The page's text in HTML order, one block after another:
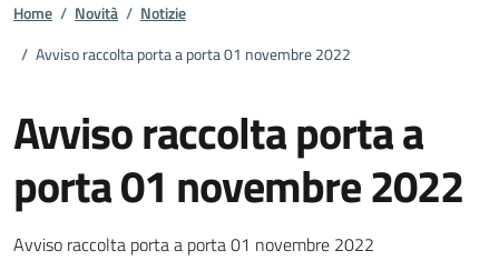
Home / Novità / Notizie
/ Avviso raccolta porta a porta 01 novembre 2022
Avviso raccolta porta a
porta 01 novembre 2022
Dettagli della notizia
Avviso raccolta porta a porta 01 novembre 2022